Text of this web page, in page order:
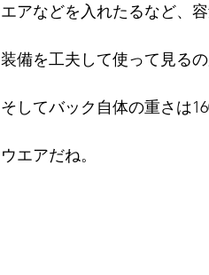
エアなどを入れたるなど、容
装備を工夫して使って見る
そしてバック自体の重さは
ウエアだね。